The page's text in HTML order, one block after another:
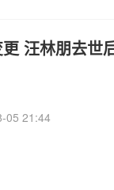
汪林朋去世
05 21:44